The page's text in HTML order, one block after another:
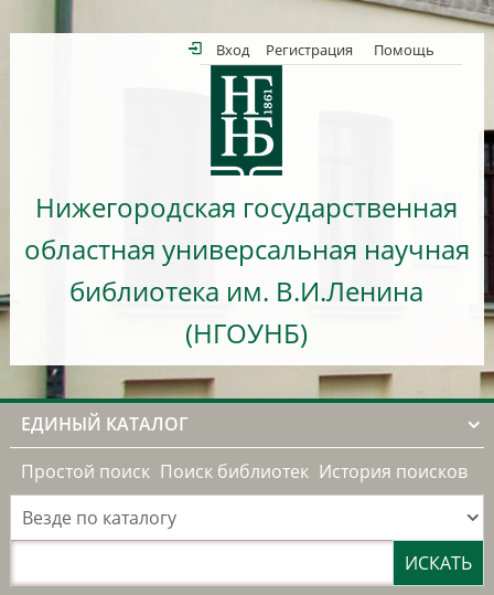
Вход Регистрация Помощь
Нижегородская государственная
областная универсальная научная
библиотека им. В.И.Ленина
(НГОУНБ)
ЕДИНЫЙ КАТАЛОГ
Простой поиск Поиск библиотек История поисков
Везде по каталогу